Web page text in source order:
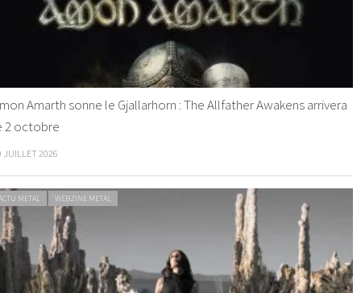
Amarth sonne le Gjallarhorn : The Allfather Awakens arrivera
2 octobre
JUILLET 2026
METAL WEBZINE METAL